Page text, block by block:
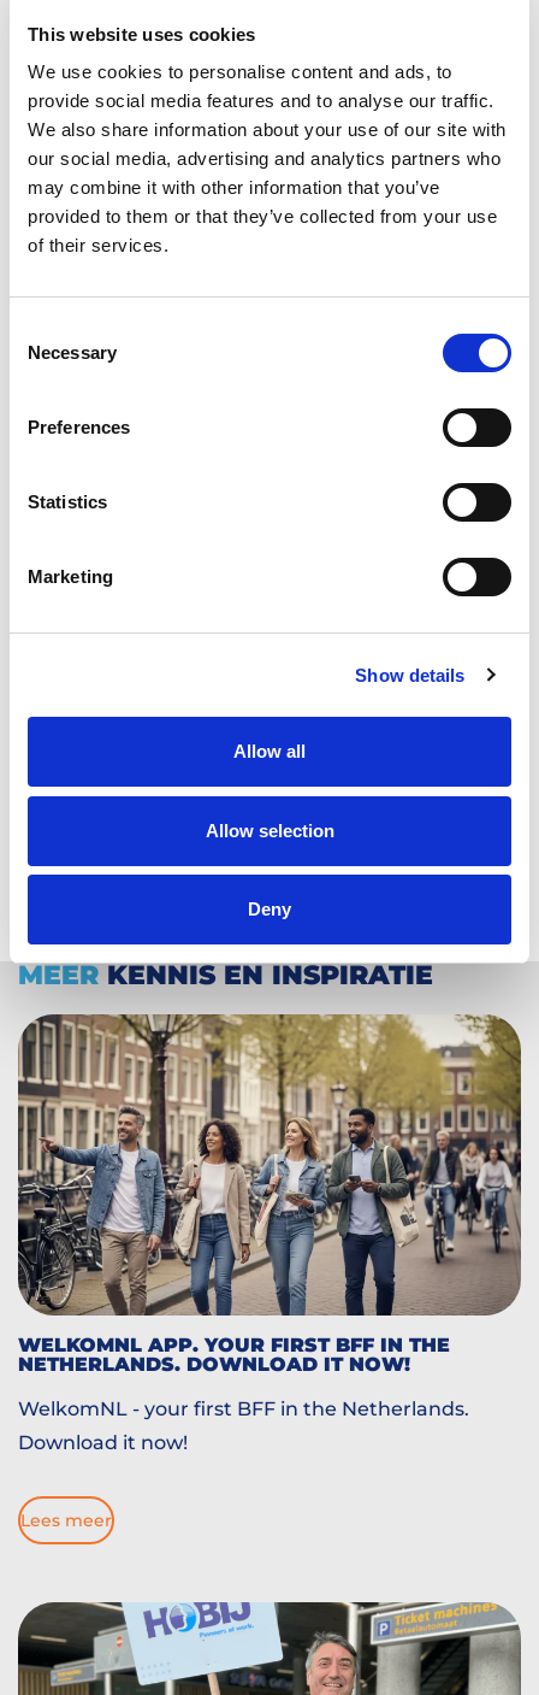
This website uses cookies
We use cookies to personalise content and ads, to
provide social media features and to analyse our traffic.
We also share information about your use of our site with
our social media, advertising and analytics partners who
may combine it with other information that you’ve
provided to them or that they’ve collected from your use
of their services.
Selection
Necessary
Preferences
Statistics
Marketing
Show details
Allow all
Allow selection
Deny
je nuchter? Dan mag jae jezelf “de Bob” noemen!
VOORRANG BIJ HET ZEBRAPAD
Voetgangers hebben bij een zebrapad altijd
voorrang. Zie je iemand staan wachten? Stop even
en laat ze oversteken. Het kost maar een paar
seconden en maakt het verkeer een stuk veiliger.
LET OP BORDEN EN STREPEN BIJ
Parkeren kan lastig zijn, vooral in steden. Let
de weg of stoep. Een blauwe zone betekent dat je
je op sommige plekken moet betalen. Dit kan bij
een automaat of via een app zoals EasyPark x
Parkmobile. Boetes voor foutparkeren zijn niet
Dat waren de belangrijkste verkeersregels in
MEERKENNIS EN INSPIRATIE
WELKOMNL APP. YOUR FIRST BFF IN THE
NETHERLANDS. DOWNLOAD IT NOW!
WelkomNL - your first BFF in the Netherlands.
Download it now!
Lees meer